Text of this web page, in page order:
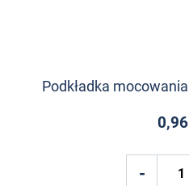
Podkładka
0,96